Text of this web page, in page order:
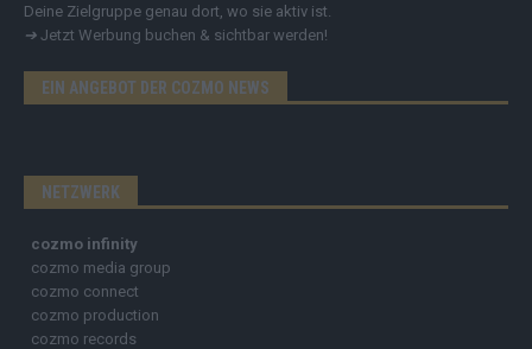
Deine Zielgruppe genau dort, wo sie aktiv ist.
➔ Jetzt Werbung buchen & sichtbar werden!
EIN ANGEBOT DER COZMO NEWS
NETZWERK
cozmo infinity
cozmo media group
cozmo connect
cozmo production
cozmo records